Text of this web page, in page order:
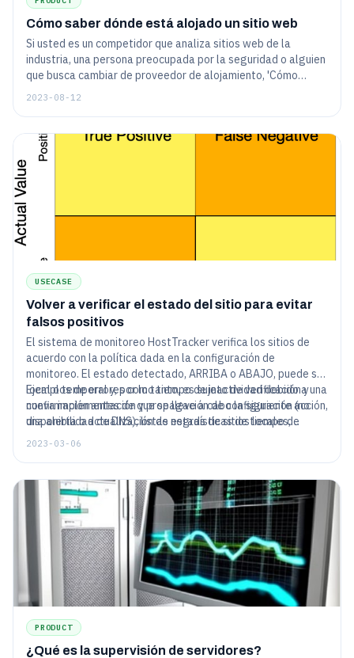
Cómo saber dónde está alojado un sitio web
Si usted es un competidor que analiza sitios web de la
industria, una persona preocupada por la seguridad o alguien
que busca cambiar de proveedor de alojamiento, 'Cómo
encontrar dónde está alojado un sitio web' es el artículo para
2023-08-12
USECASE
Volver a verificar el estado del sitio para evitar
falsos positivos
El sistema de monitoreo HostTracker verifica los sitios de
acuerdo con la política dada en la configuración de
monitoreo. El estado detectado, ARRIBA o ABAJO, puede ser
local o temporal y, por lo tanto, es sujeto de verificación y
confirmación antes de que se lleve a cabo la siguiente acción,
una alerta o actualización de estadísticas de tiempo de
actividad.
Ejemplos de errores como tiempo de inactividad debido a una
nueva implementación y propagación de configuración (no
disponibilidad de DNS), listas negras de sitios locales,
entorno incompatible de verificación de tecnologías de
2023-03-06
PRODUCT
¿Qué es la supervisión de servidores?